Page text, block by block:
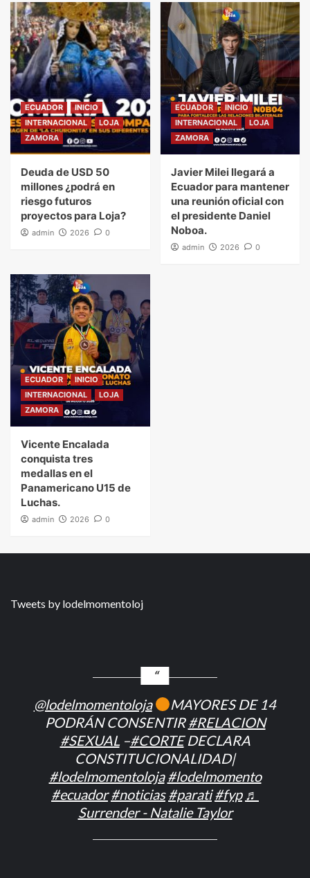
ECUADOR
INICIO
INTERNACIONAL
LOJA
ZAMORA
Deuda de USD 50
millones ¿podrá en
riesgo futuros
proyectos para Loja?
admin 2026 0
ECUADOR
INICIO
INTERNACIONAL
LOJA
ZAMORA
Javier Milei llegará a
Ecuador para mantener
una reunión oficial con
el presidente Daniel
Noboa.
admin 2026 0
ECUADOR
INICIO
INTERNACIONAL
LOJA
ZAMORA
Vicente Encalada
conquista tres
medallas en el
Panamericano U15 de
Luchas.
admin 2026 0
Tweets by lodelmomentoloj
@lodelmomentoloja
MAYORES DE 14
PODRÁN CONSENTIR#RELACION
#SEXUAL–#CORTEDECLARA
CONSTITUCIONALIDAD|
#lodelmomentoloja #lodelmomento
#ecuador #noticias #parati #fyp ♬
Surrender - Natalie Taylor